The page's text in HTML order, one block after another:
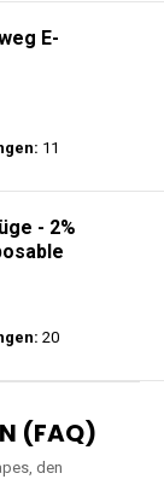
E-
11
- 2%
20
(FAQ)
den